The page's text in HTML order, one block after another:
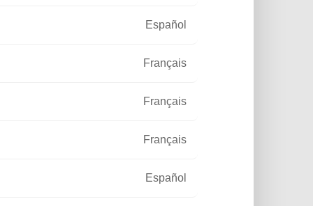
éclairer
Español
Français
Français
Français
Español